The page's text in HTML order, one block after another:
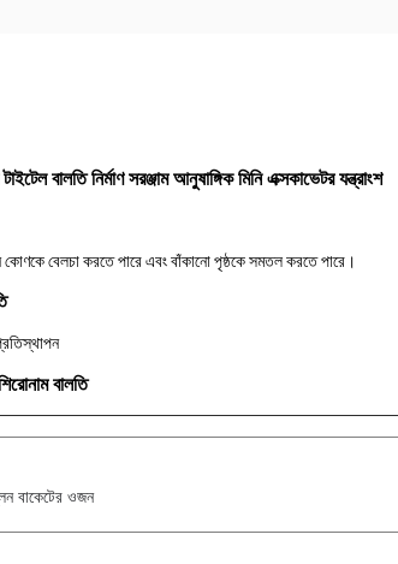
বালতি নির্মাণ সরঞ্জাম আনুষাঙ্গিক মিনি এক্সকাভেটর যন্ত্রাংশ
কোণকে বেলচা করতে পারে এবং বাঁকানো পৃষ্ঠকে সমতল করতে পারে।
বালতি
বাকেটের ওজন